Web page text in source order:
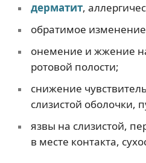
дерматит,
обратимое
онемение и жжение
ротовой полости;
снижение
слизистой оболочки,
язвы на слизистой,
в месте контакта,